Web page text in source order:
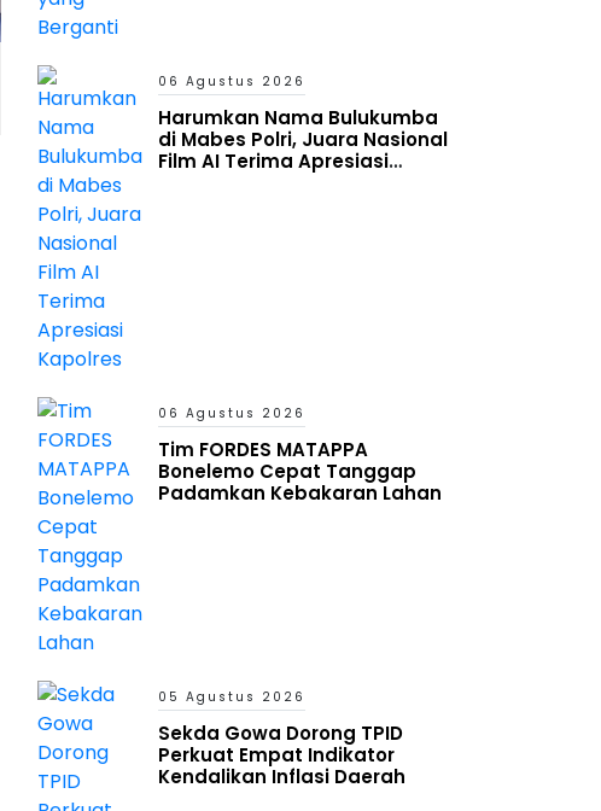
06 Agustus 2026
Harumkan Nama Bulukumba
di Mabes Polri, Juara Nasional
Film AI Terima Apresiasi
06 Agustus 2026
Tim FORDES MATAPPA
Bonelemo Cepat Tanggap
Padamkan Kebakaran Lahan
05 Agustus 2026
Sekda Gowa Dorong TPID
Perkuat Empat Indikator
Kendalikan Inflasi Daerah